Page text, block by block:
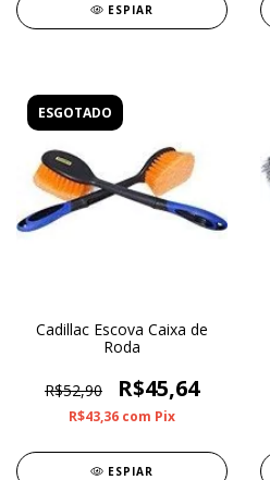
ESPIAR
ESGOTADO
Cadillac Escova Caixa de
Roda
R$52,90 R$45,64
R$43,36 com Pix
ESPIAR